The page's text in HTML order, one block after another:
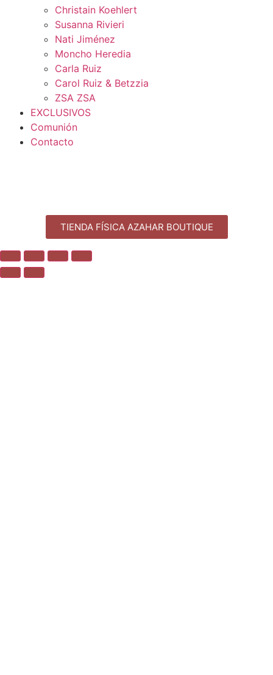
Christain Koehlert
Susanna Rivieri
Nati Jiménez
Moncho Heredia
Carla Ruiz
Carol Ruiz & Betzzia
ZSA ZSA
EXCLUSIVOS
Comunión
Contacto
TIENDA FÍSICA AZAHAR BOUTIQUE